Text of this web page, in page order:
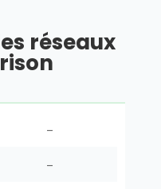
réseaux
–
–